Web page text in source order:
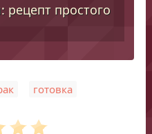
рецепт простого
готовка